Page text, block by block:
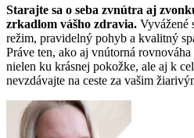
Starajte sa o seba zvnútra aj
zrkadlom vášho zdravia. Vyvážené
režim, pravidelný pohyb a kvalitný
Práve ten, ako aj vnútorná
nielen ku krásnej pokožke, ale aj k
nevzdávajte na ceste za vašim